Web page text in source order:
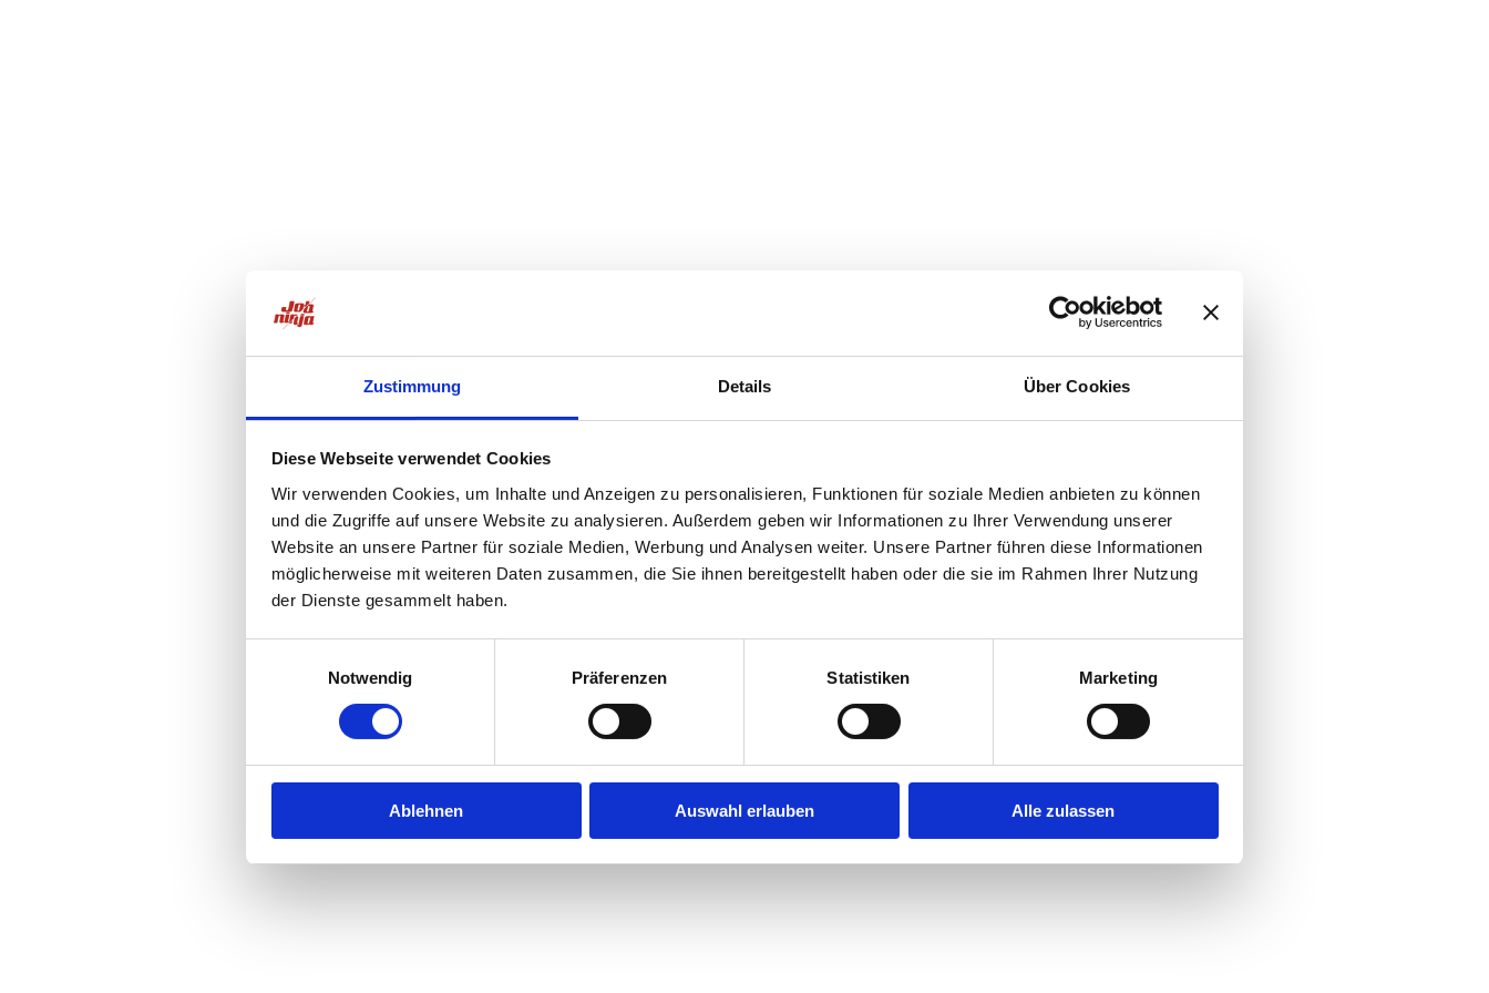
Zustimmung Details Über Cookies
Diese Webseite verwendet Cookies
Wir verwenden Cookies, um Inhalte und Anzeigen zu personalisieren, Funktionen für soziale Medien anbieten zu können
und die Zugriffe auf unsere Website zu analysieren. Außerdem geben wir Informationen zu Ihrer Verwendung unserer
Website an unsere Partner für soziale Medien, Werbung und Analysen weiter. Unsere Partner führen diese Informationen
möglicherweise mit weiteren Daten zusammen, die Sie ihnen bereitgestellt haben oder die sie im Rahmen Ihrer Nutzung
der Dienste gesammelt haben.
Notwendig
Präferenzen Statistiken Marketing
Ablehnen Auswahl erlauben Alle zulassen
Application error: aclient-side exception has occurred while loadingjobninja.com(see the browser consolefor more information).